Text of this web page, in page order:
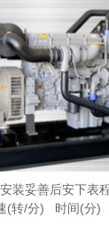
速(转/分) 时